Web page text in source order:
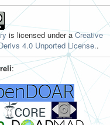
is licensed under aCreative
4.0 Unported License..
: